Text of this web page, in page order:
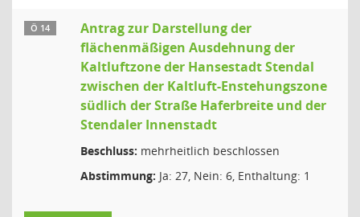
Ö 14
Antrag zur Darstellung der
flächenmäßigen Ausdehnung der
Kaltluftzone der Hansestadt Stendal
zwischen der Kaltluft-Enstehungszone
südlich der Straße Haferbreite und der
Stendaler Innenstadt
Beschluss: mehrheitlich beschlossen
Abstimmung: Ja: 27, Nein: 6, Enthaltung: 1